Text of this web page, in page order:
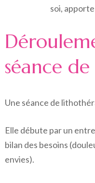
soi,
séance
Une séance de
Elle débute par un
bilan des besoins
envies).